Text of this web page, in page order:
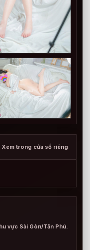
Xem trong cửa sổ riêng
vực Sài Gòn/Tân Phú.